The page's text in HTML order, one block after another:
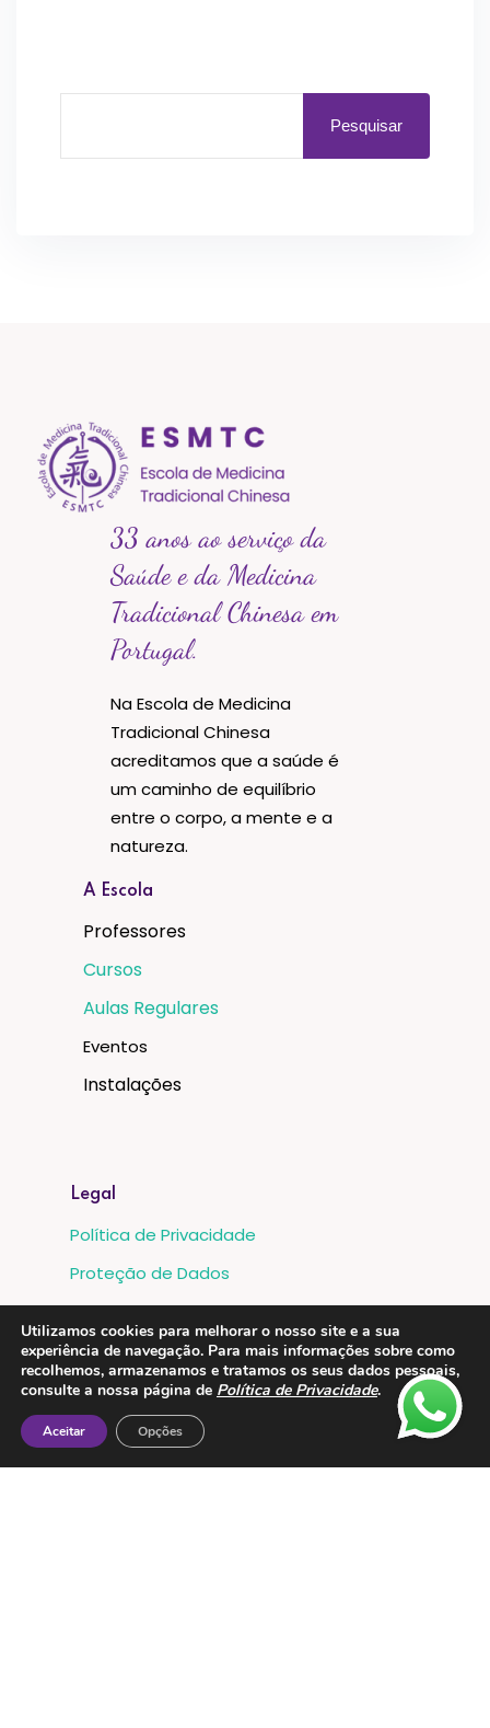
Pesquisar
33 anos ao serviço da
Saúde e da Medicina
Tradicional Chinesa em
Portugal.
Na Escola de Medicina
Tradicional Chinesa
acreditamos que a saúde é
um caminho de equilíbrio
entre o corpo, a mente e a
natureza.
A Escola
Professores
Cursos
Aulas Regulares
Eventos
Instalações
Legal
Política de Privacidade
Proteção de Dados
Livro de Reclamações
Metodos de Pagamento:
Utilizamos cookies para melhorar o nosso site e a sua
experiência de navegação. Para mais informações sobre como
recolhemos, armazenamos e tratamos os seus dados pessoais,
consulte a nossa página de Política de Privacidade.
Aceitar Opções